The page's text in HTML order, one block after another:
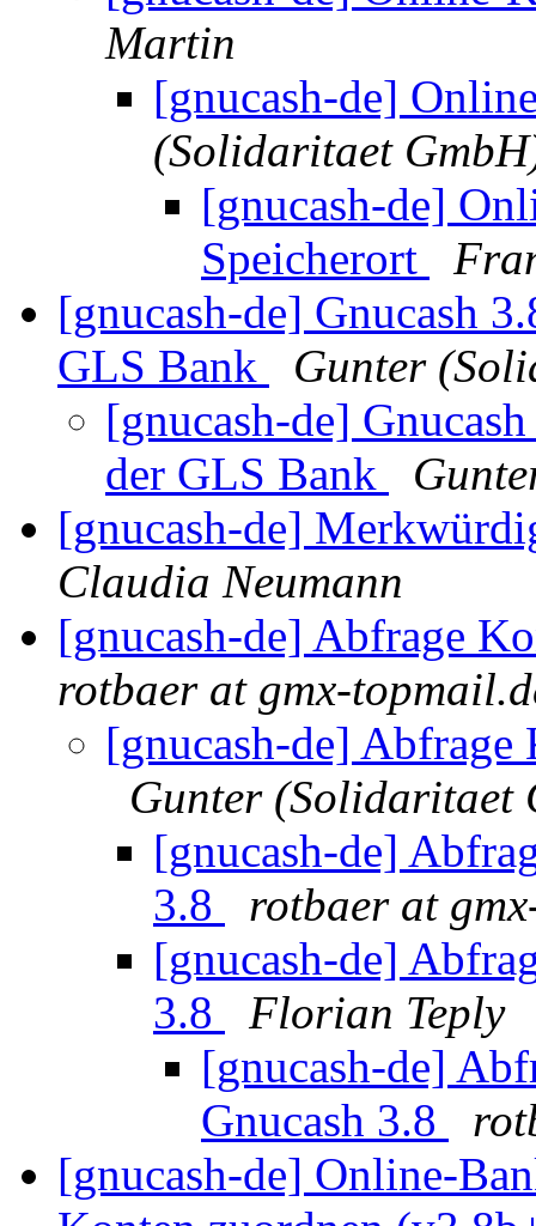
Martin
[gnucash-de]
(Solidaritaet
[gnucash-de]
Speicherort
[gnucash-de] Gnucash
GLS Bank
Gunter
[gnucash-de]
der GLS Bank
[gnucash-de]
Claudia Neumann
[gnucash-de] Abfrage
rotbaer at gmx-
[gnucash-de] Abfrage
Gunter (Solidaritaet
[gnucash-de]
3.8
rotbaer at
[gnucash-de]
3.8
Florian Teply
[gnucash-de]
Gnucash 3.8
[gnucash-de] Online-